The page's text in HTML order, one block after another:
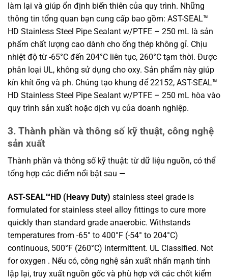
làm lại và giúp ổn định biến thiên của quy trình. Những
thông tin tổng quan bạn cung cấp bao gồm: AST-SEAL™
HD Stainless Steel Pipe Sealant w/PTFE – 250 mL là sản
phẩm chất lượng cao dành cho ống thép không gỉ. Chịu
nhiệt độ từ -65°C đến 204°C liên tục, 260°C tạm thời. Được
phân loại UL, không sử dụng cho oxy. Sản phẩm này giúp
kín khít ống và ph. Chúng tạo khung để 22152, AST-SEAL™
HD Stainless Steel Pipe Sealant w/PTFE – 250 mL hòa vào
quy trình sản xuất hoặc dịch vụ của doanh nghiệp.
3. Thành phần và thông số kỹ thuật, công nghệ
sản xuất
Thành phần và thông số kỹ thuật: từ dữ liệu nguồn, có thể
tổng hợp các điểm nổi bật sau —
AST-SEAL™HD (Heavy Duty) stainless steel grade is
formulated for stainless steel alloy fittings to cure more
quickly than standard grade anaerobic. Withstands
temperatures from -65° to 400°F (-54° to 204°C)
continuous, 500°F (260°C) intermittent. UL Classified. Not
for oxygen . Nếu có, công nghệ sản xuất nhấn mạnh tính
lặp lại, truy xuất nguồn gốc và phù hợp với các chốt kiểm